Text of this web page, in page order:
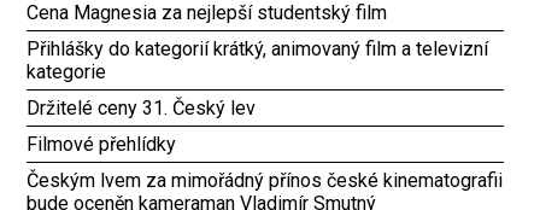
Cena Magnesia za nejlepší studentský film
Přihlášky do kategorií krátký, animovaný film a televizní
kategorie
Držitelé ceny 31. Český lev
Filmové přehlídky
Českým lvem za mimořádný přínos české kinematografii
bude oceněn kameraman Vladimír Smutný